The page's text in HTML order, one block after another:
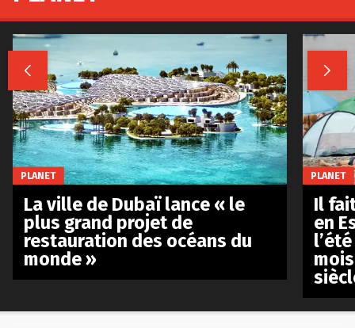
 
PLANET
La ville de Dubaï lance « le
plus grand projet de
restauration des océans du
monde »
PLANET
Il
en